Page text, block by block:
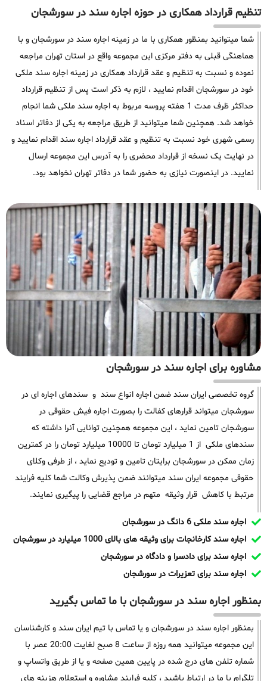
تنظیم قرارداد همکاری در حوزه اجاره سند در سورشجان
شما میتوانید بمنظور همکاری با ما در زمینه اجاره سند در سورشجان و با
هماهنگی قبلی به دفتر مرکزی این مجموعه واقع در استان تهران مراجعه
نموده و نسبت به تنظیم و عقد قرارداد همکاری در زمینه اجاره سند ملکی
خود در سورشجان اقدام نمایید ، لازم به ذکر است پس از تنظیم قرارداد
حداکثر ظرف مدت 1 هفته پروسه مربوط به اجاره سند ملکی شما انجام
خواهد شد. همچنین شما میتوانید از طریق مراجعه به یکی از دفاتر اسناد
رسمی شهری خود نسبت به تنظیم و عقد قرارداد اجاره سند اقدام نمایید و
در نهایت یک نسخه از قرارداد محضری را به آدرس این مجموعه ارسال
نمایید. در اینصورت نیازی به حضور شما در دفاتر تهران نخواهد بود.
مشاوره برای اجاره سند در سورشجان
گروه تخصصی ایران سند ضمن اجاره انواع سند و سندهای اجاره ای در
سورشجان میتواند قرارهای کفالت را بصورت اجاره فیش حقوقی در
سورشجان تامین نماید ، این مجموعه همچنین توانایی آنرا داشته که
سندهای ملکی از 1 میلیارد تومان تا 10000 میلیارد تومان را در کمترین
زمان ممکن در سورشجان برایتان تامین و تودیع نماید ، از طرفی وکلای
حقوقی مجموعه ایران سند میتوانند ضمن پذیرش وکالت شما کلیه فرایند
مرتبط با کاهش قرار وثیقه متهم در مراجع قضایی را پیگیری نمایند.
اجاره سند ملکی 6 دانگ در سورشجان
اجاره سند کارخانجات برای وثیقه های بالای 1000 میلیارد در سورشجان
اجاره سند برای دادسرا و دادگاه در سورشجان
اجاره سند برای تعزیرات در سورشجان
بمنظور اجاره سند در سورشجان با ما تماس بگیرید
بمنظور اجاره سند در سورشجان و یا تماس با تیم ایران سند و کارشناسان
این مجموعه میتوانید همه روزه از ساعت 8 صبح لغایت 20:00 عصر با
شماره تلفن های درج شده در پایین همین صفحه و یا از طریق واتساپ و
تلگرام با ما در ارتباط باشید ، کلیه فرایند مشاوره و استعلام هزینه های